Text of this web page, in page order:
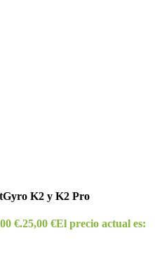
K2 y K2 Pro
€.25,00 €El precio actual es: